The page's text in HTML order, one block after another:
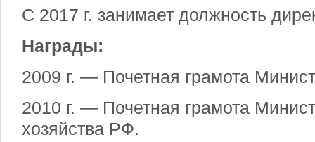
С 2017 г. занимает должность
Награды:
2009 г. — Почетная грамота
2010 г. — Почетная грамота
хозяйства РФ.